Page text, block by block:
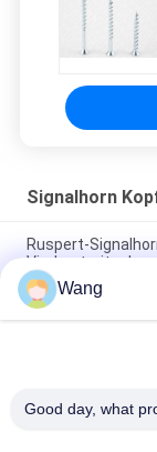
Signalhorn
Ruspert-
1 die 1/2 Zoll-
Spanplatte
Der interne
Wang
Good day, what